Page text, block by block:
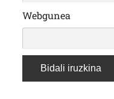
Webgunea